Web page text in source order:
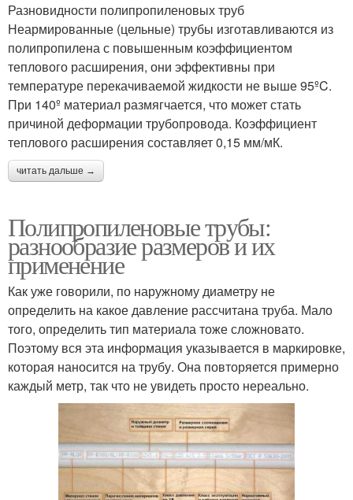
Разновидности полипропиленовых труб
Неармированные (цельные) трубы изготавливаются из
полипропилена с повышенным коэффициентом
теплового расширения, они эффективны при
температуре перекачиваемой жидкости не выше 95ºC.
При 140º материал размягчается, что может стать
причиной деформации трубопровода. Коэффициент
теплового расширения составляет 0,15 мм/мК.
читать дальше →
Полипропиленовые трубы:
разнообразие размеров и их
применение
Как уже говорили, по наружному диаметру не
определить на какое давление рассчитана труба. Мало
того, определить тип материала тоже сложновато.
Поэтому вся эта информация указывается в маркировке,
которая наносится на трубу. Она повторяется примерно
каждый метр, так что не увидеть просто нереально.